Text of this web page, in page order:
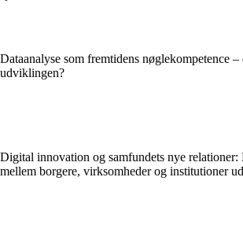
Dataanalyse som fremtidens nøglekompetence
udviklingen?
Digital innovation og samfundets nye relationer:
mellem borgere, virksomheder og institutioner